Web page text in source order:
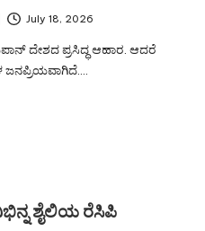
July 18, 2026
ದೇಶದ ಪ್ರಸಿದ್ಧ ಆಹಾರ. ಆದರೆ
ಜನಪ್ರಿಯವಾಗಿದೆ.…
ಶೈಲಿಯ ರೆಸಿಪಿ